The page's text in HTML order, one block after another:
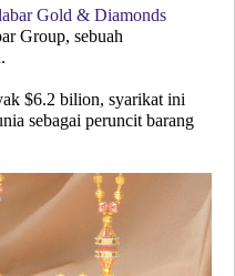
Gold & Diamonds
Group, sebuah
$6.2 bilion, syarikat ini
sebagai peruncit barang